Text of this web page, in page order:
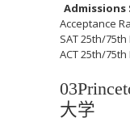
Admissions
Acceptance
SAT 25th/
ACT 25th/
大学